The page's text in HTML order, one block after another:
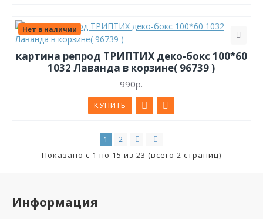
Нет в наличии
картина репрод ТРИПТИХ деко-бокс 100*60
1032 Лаванда в корзине( 96739 )
990р.
КУПИТЬ
1
2
Показано с 1 по 15 из 23 (всего 2 страниц)
Информация